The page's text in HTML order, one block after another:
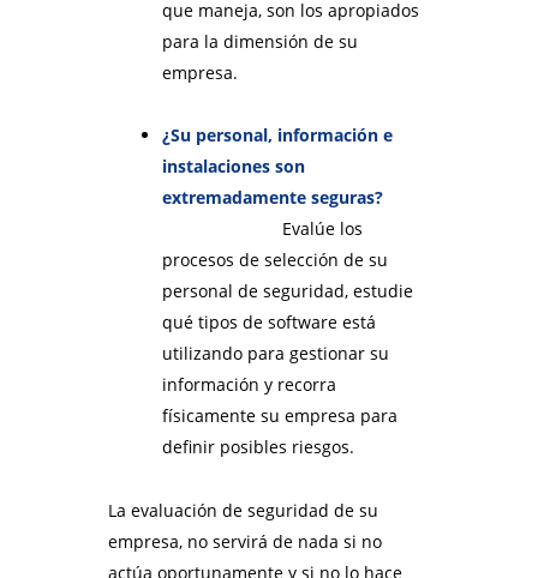
que maneja, son los apropiados
para la dimensión de su
empresa.
¿Su personal, información e
instalaciones son
extremadamente seguras?
Evalúe los
procesos de selección de su
personal de seguridad, estudie
qué tipos de software está
utilizando para gestionar su
información y recorra
físicamente su empresa para
definir posibles riesgos.
La evaluación de seguridad de su
empresa, no servirá de nada si no
actúa oportunamente y si no lo hace